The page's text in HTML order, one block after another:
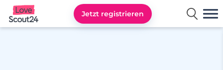
Lovescout24
Jetzt registrieren